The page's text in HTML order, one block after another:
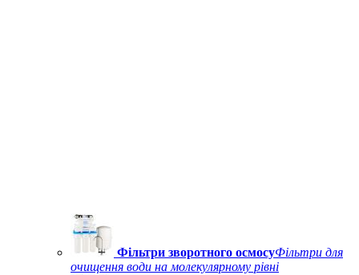
Фільтри зворотного осмосуФільтри для
очищення води на молекулярному рівні